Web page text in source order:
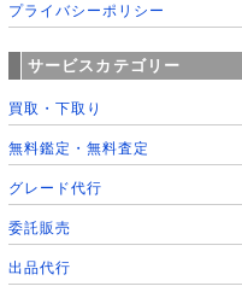
プライバシーポリシー
サービスカテゴリー
買取・下取り
無料鑑定・無料査定
グレード代行
委託販売
出品代行